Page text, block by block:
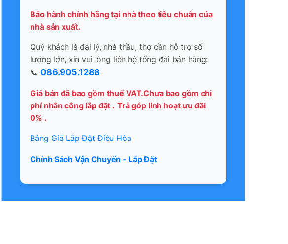
Bảo hành chính hãng tại nhà theo tiêu chuẩn của
nhà sản xuất.
Quý khách là đại lý, nhà thầu, thợ cần hỗ trợ số
lượng lớn, xin vui lòng liên hệ tổng đài bán hàng:
📞 086.905.1288
Giá bán đã bao gồm thuế VAT.Chưa bao gồm chi
phí nhân công lắp đặt . Trả góp linh hoạt ưu đãi
0% .
Bảng Giá Lắp Đặt Điều Hòa
Chính Sách Vận Chuyển - Lắp Đặt